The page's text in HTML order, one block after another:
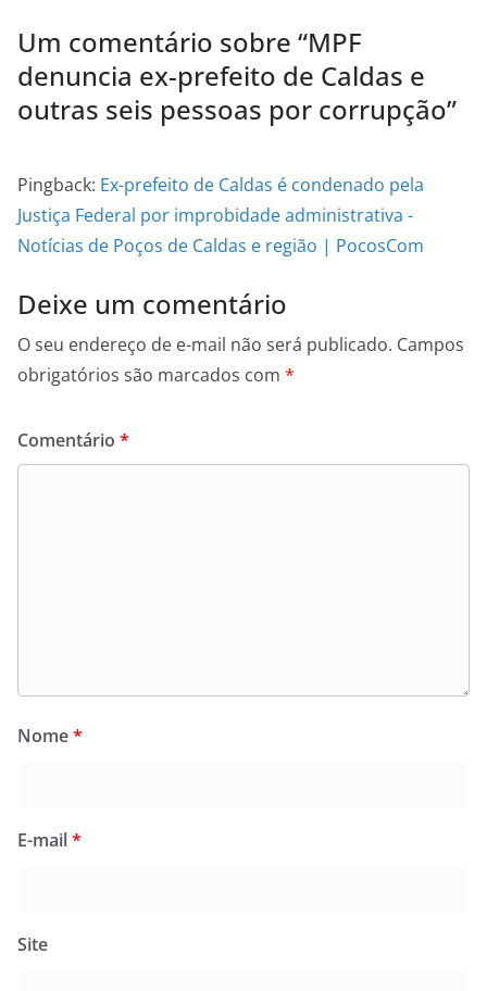
Um comentário sobre “MPF
denuncia ex-prefeito de Caldas e
outras seis pessoas por corrupção”
Pingback: Ex-prefeito de Caldas é condenado pela
Justiça Federal por improbidade administrativa -
Notícias de Poços de Caldas e região | PocosCom
Deixe um comentário
O seu endereço de e-mail não será publicado. Campos
obrigatórios são marcados com *
Comentário *
Nome*
E-mail*
Site